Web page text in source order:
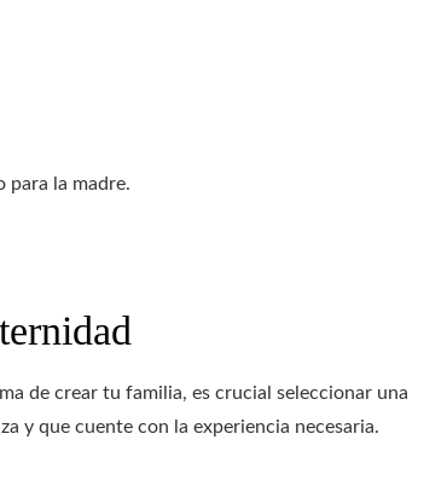
para la madre.
de crear tu familia, es crucial seleccionar una
y que cuente con la experiencia necesaria.